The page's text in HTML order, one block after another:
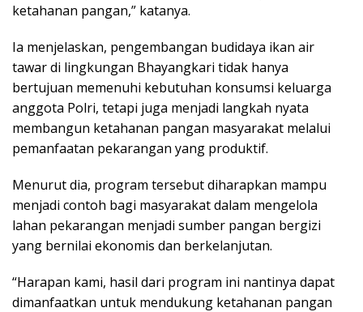
ketahanan pangan,” katanya.
Ia menjelaskan, pengembangan budidaya ikan air
tawar di lingkungan Bhayangkari tidak hanya
bertujuan memenuhi kebutuhan konsumsi keluarga
anggota Polri, tetapi juga menjadi langkah nyata
membangun ketahanan pangan masyarakat melalui
pemanfaatan pekarangan yang produktif.
Menurut dia, program tersebut diharapkan mampu
menjadi contoh bagi masyarakat dalam mengelola
lahan pekarangan menjadi sumber pangan bergizi
yang bernilai ekonomis dan berkelanjutan.
“Harapan kami, hasil dari program ini nantinya dapat
dimanfaatkan untuk mendukung ketahanan pangan